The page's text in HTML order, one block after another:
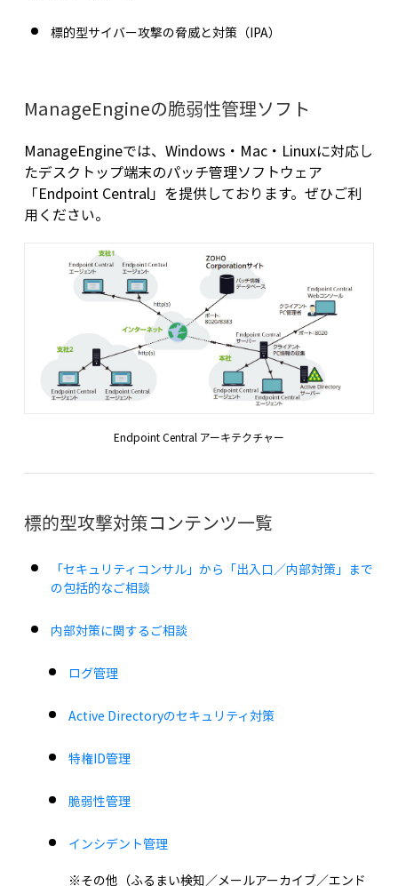
標的型サイバー攻撃の脅威と対策（IPA）
ManageEngineの脆弱性管理ソフト
ManageEngineでは、Windows・Mac・Linuxに対応し
たデスクトップ端末のパッチ管理ソフトウェア
「Endpoint Central」を提供しております。ぜひご利
用ください。
Endpoint Central アーキテクチャー
標的型攻撃対策コンテンツ一覧
「セキュリティコンサル」から「出入口／内部対策」まで
の包括的なご相談
内部対策に関するご相談
ログ管理
Active Directoryのセキュリティ対策
特権ID管理
脆弱性管理
インシデント管理
※その他（ふるまい検知／メールアーカイブ／エンド